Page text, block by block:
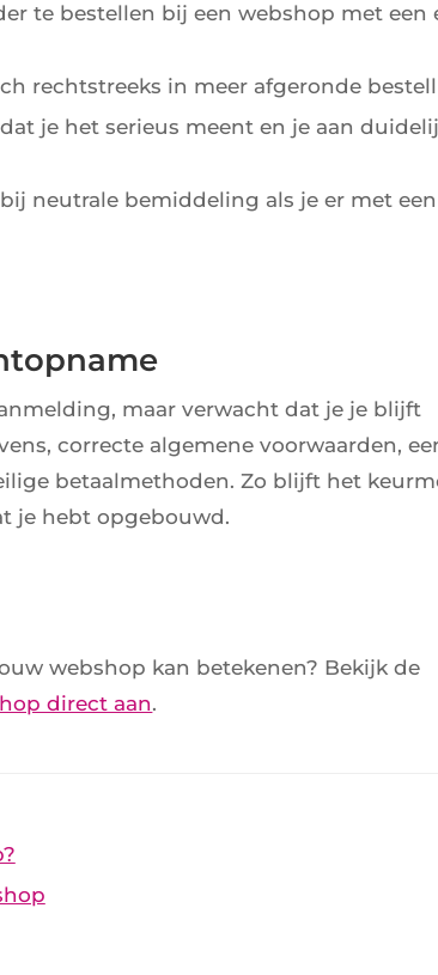
te bestellen bij een webshop met een
rechtstreeks in meer afgeronde
je het serieus meent en je aan
neutrale bemiddeling als je er met
maar verwacht dat je je blijft
correcte algemene voorwaarden,
betaalmethoden. Zo blijft het
je hebt opgebouwd.
webshop kan betekenen? Bekijk de
direct aan.